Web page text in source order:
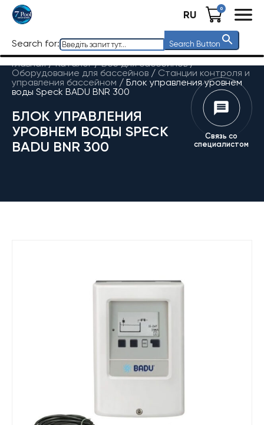
RU 0
Search for: Search Button
Главная / Каталог/Все для бассейнов/
Оборудование для бассейнов / Станции контроля и
управления бассейном / Блок управления уровнем
воды Speck BADU BNR 300
БЛОК УПРАВЛЕНИЯ
УРОВНЕМ ВОДЫ SPECK
BADU BNR 300
Связь со
специалистом